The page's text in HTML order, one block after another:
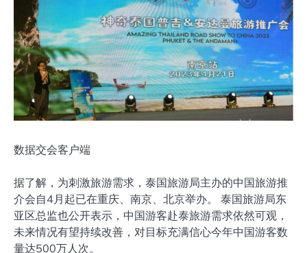
数据交会客户端
据了解，为刺激旅游需求，泰国旅游局主办的中国旅游推
介会自4月起已在重庆、南京、北京举办。 泰国旅游局东
亚区总监也公开表示，中国游客赴泰旅游需求依然可观，
未来情况有望持续改善，对目标充满信心今年中国游客数
量达500万人次。